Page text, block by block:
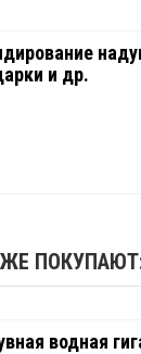
и др.
водная